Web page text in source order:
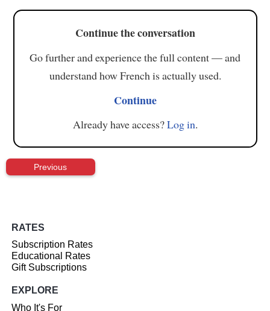
Continue the conversation
Go further and experience the full content — and
understand how French is actually used.
Continue
Already have access?Log in.
Previous
RATES
Subscription Rates
Educational Rates
Gift Subscriptions
EXPLORE
Who It's For